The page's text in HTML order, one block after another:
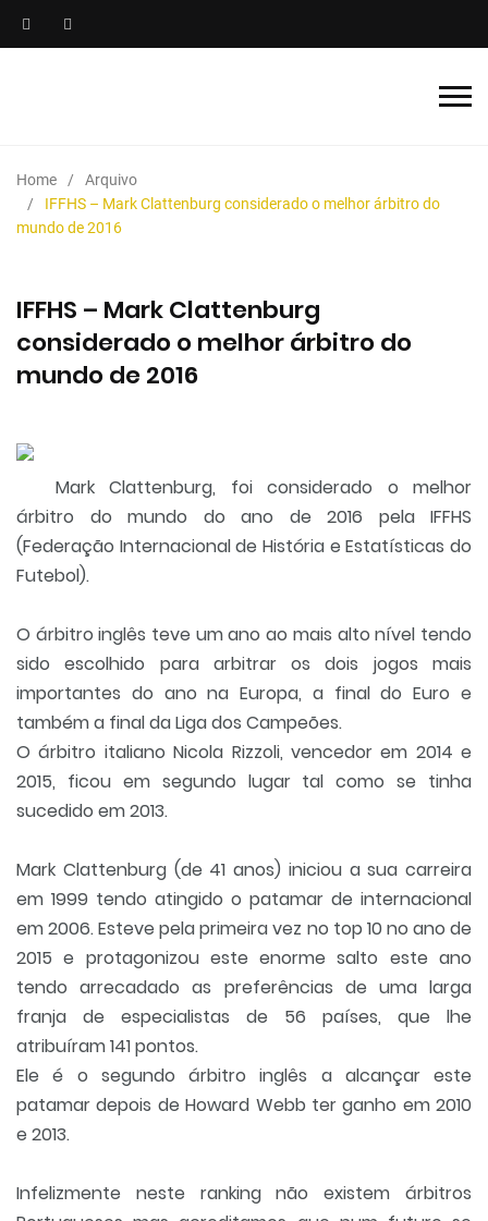
Home
Arquivo
IFFHS – Mark Clattenburg considerado o melhor árbitro do
mundo de 2016
IFFHS – Mark Clattenburg
considerado o melhor árbitro do
mundo de 2016
Mark Clattenburg, foi considerado o melhor
árbitro do mundo do ano de 2016 pela IFFHS
(Federação Internacional de História e Estatísticas do
Futebol).
O árbitro inglês teve um ano ao mais alto nível tendo
sido escolhido para arbitrar os dois jogos mais
importantes do ano na Europa, a final do Euro e
também a final da Liga dos Campeões.
O árbitro italiano Nicola Rizzoli, vencedor em 2014 e
2015, ficou em segundo lugar tal como se tinha
sucedido em 2013.
Mark Clattenburg (de 41 anos) iniciou a sua carreira
em 1999 tendo atingido o patamar de internacional
em 2006. Esteve pela primeira vez no top 10 no ano de
2015 e protagonizou este enorme salto este ano
tendo arrecadado as preferências de uma larga
franja de especialistas de 56 países, que lhe
atribuíram 141 pontos.
Ele é o segundo árbitro inglês a alcançar este
patamar depois de Howard Webb ter ganho em 2010
e 2013.
Infelizmente neste ranking não existem árbitros